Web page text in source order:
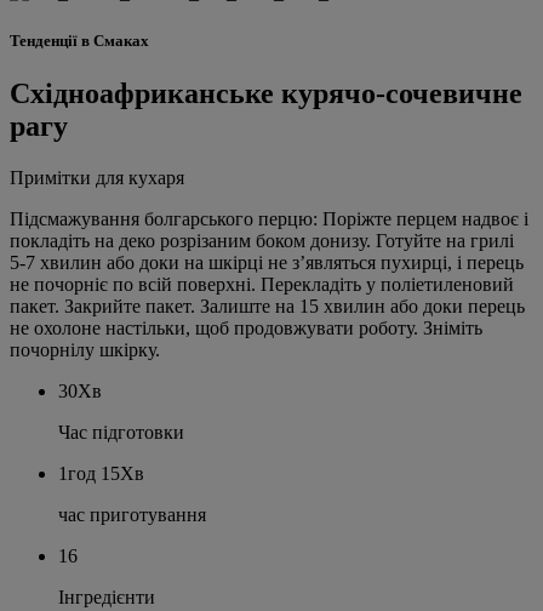
Тенденції в Смаках
Cхідноафриканське курячо-сочевичне
рагу
Примітки для кухаря
Підсмажування болгарського перцю: Поріжте перцем надвоє і
покладіть на деко розрізаним боком донизу. Готуйте на грилі
5-7 хвилин або доки на шкірці не з’являться пухирці, і перець
не почорніє по всій поверхні. Перекладіть у поліетиленовий
пакет. Закрийте пакет. Залиште на 15 хвилин або доки перець
не охолоне настільки, щоб продовжувати роботу. Зніміть
почорнілу шкірку.
30Хв
Час підготовки
1год 15Хв
час приготування
16
Інгредієнти